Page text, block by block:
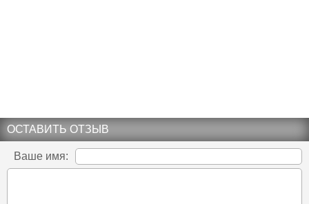
ОСТАВИТЬ ОТЗЫВ
Ваше имя: